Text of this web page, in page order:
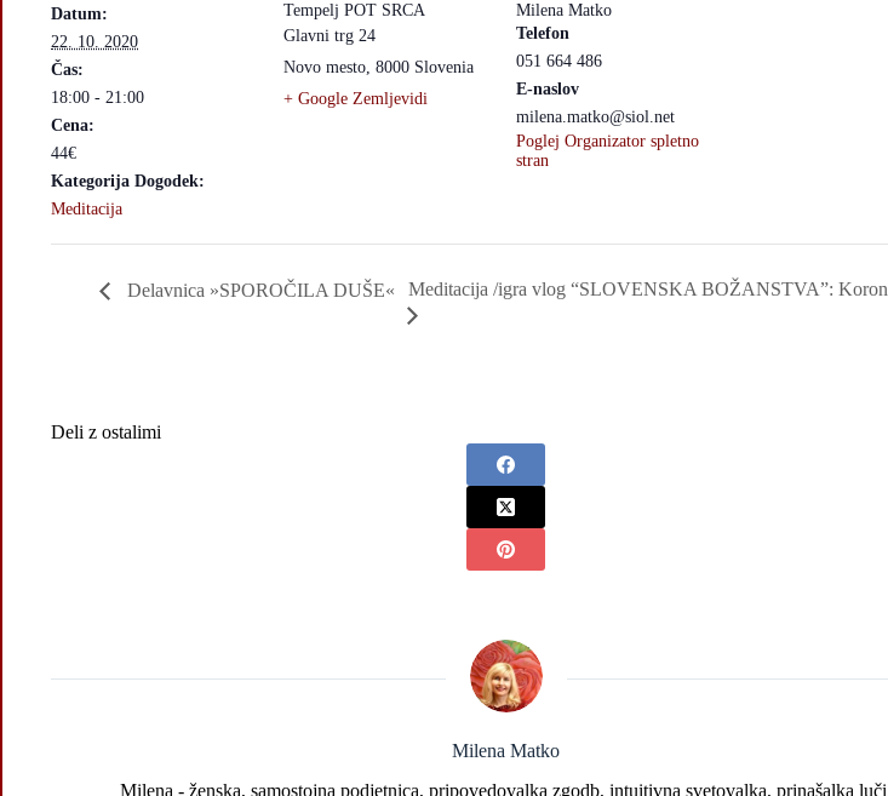
Datum:
22. 10. 2020
Čas:
18:00 - 21:00
Cena:
44€
Kategorija Dogodek:
Meditacija
Tempelj POT SRCA
Glavni trg 24
Novo mesto, 8000 Slovenia
+ Google Zemljevidi
Milena Matko
Telefon
051 664 486
E-naslov
milena.matko@siol.net
Poglej Organizator spletno
stran
Delavnica »SPOROČILA DUŠE« Meditacija /igra vlog “SLOVENSKA BOŽANSTVA”:
Deli z ostalimi
Milena Matko
Milena - ženska, samostojna podjetnica, pripovedovalka zgodb, intuitivna svetovalka, prinašalka